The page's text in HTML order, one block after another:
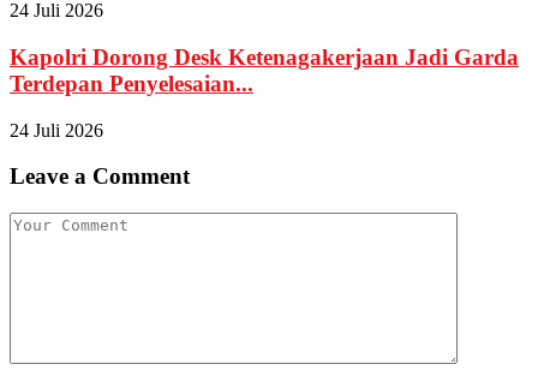
24 Juli 2026
Kapolri Dorong Desk Ketenagakerjaan Jadi Garda
Terdepan Penyelesaian...
24 Juli 2026
Leave a Comment